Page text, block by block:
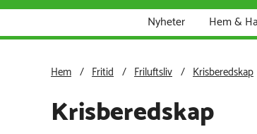
Nyheter Hem &
Hem Fritid Friluftsliv Krisberedskap
Krisberedskap